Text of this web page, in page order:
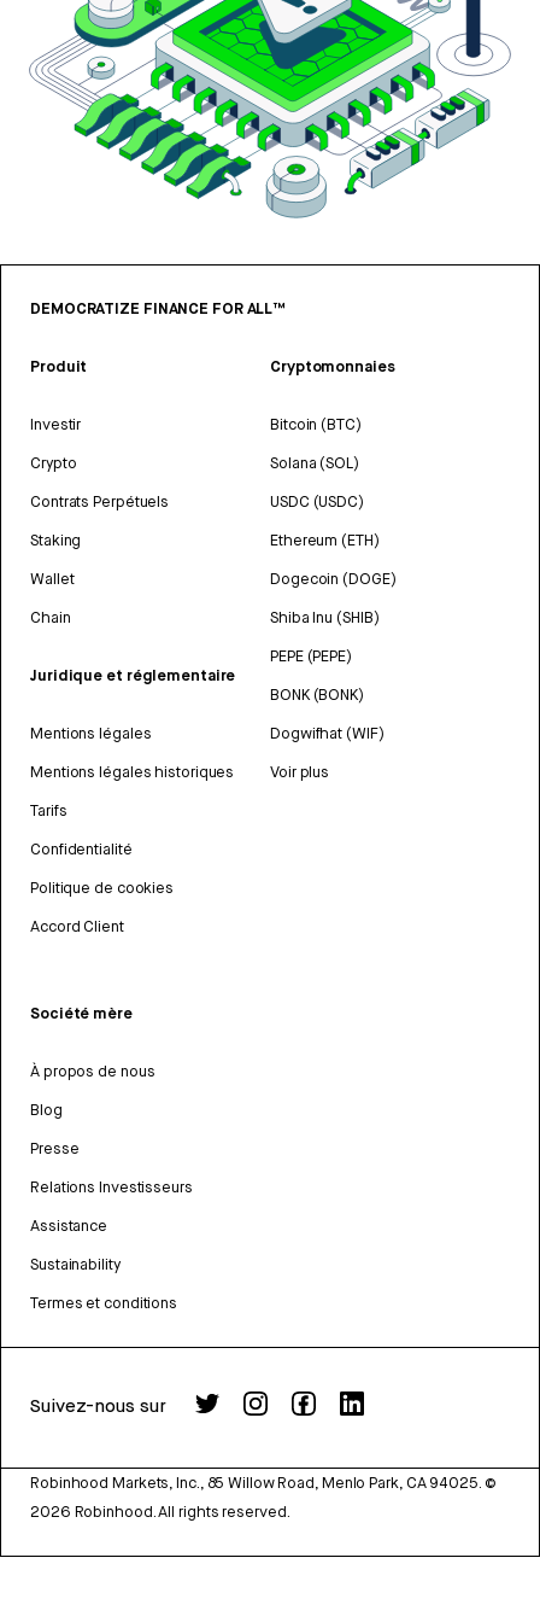
DEMOCRATIZE FINANCE FOR ALL™
Produit
Investir
Crypto
Contrats Perpétuels
Staking
Wallet
Chain
Juridique et réglementaire
Mentions légales
Mentions légales historiques
Tarifs
Confidentialité
Politique de cookies
Accord Client
Cryptomonnaies
Bitcoin (BTC)
Solana (SOL)
USDC (USDC)
Ethereum (ETH)
Dogecoin (DOGE)
Shiba Inu (SHIB)
PEPE (PEPE)
BONK (BONK)
Dogwifhat (WIF)
Voir plus
Société mère
À propos de nous
Blog
Presse
Relations Investisseurs
Assistance
Sustainability
Termes et conditions
Suivez-nous sur
Robinhood Markets, Inc., 85 Willow Road, Menlo Park, CA 94025. ©
2026 Robinhood. All rights reserved.